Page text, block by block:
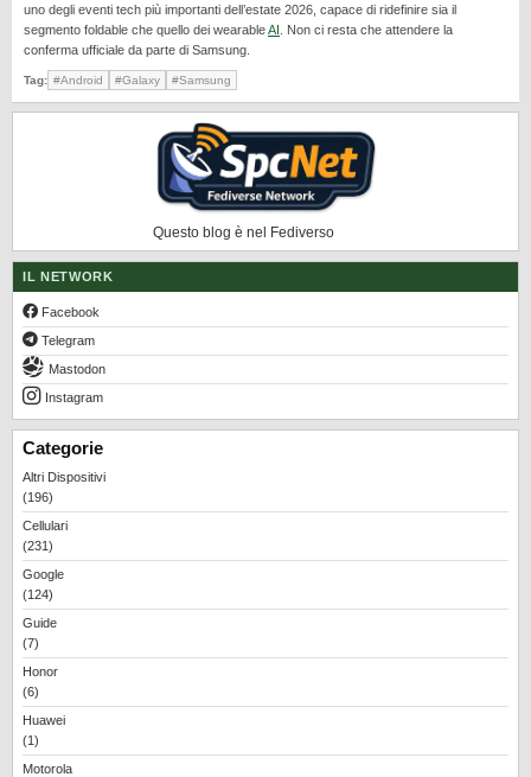
uno degli eventi tech più importanti dell’estate 2026, capace di ridefinire sia il
segmento foldable che quello dei wearableAI . Non ci resta che attendere la
conferma ufficiale da parte di Samsung.
Tag: #Android #Galaxy #Samsung
Questo blog è nel Fediverso
IL NETWORK
Facebook
Telegram
Mastodon
Instagram
Categorie
Altri Dispositivi
(196)
Cellulari
(231)
Google
(124)
Guide
(7)
Honor
(6)
Huawei
(1)
Motorola